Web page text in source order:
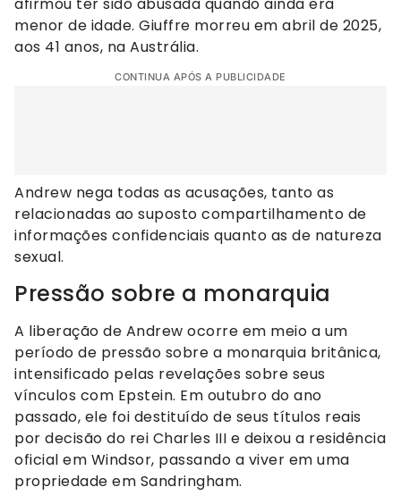
menor de idade. Giuffre morreu em abril de 2025,
aos 41 anos, na Austrália.
CONTINUA APÓS A PUBLICIDADE
Andrew nega todas as acusações, tanto as
relacionadas ao suposto compartilhamento de
informações confidenciais quanto as de natureza
sexual.
Pressão sobre a monarquia
A liberação de Andrew ocorre em meio a um
período de pressão sobre a monarquia britânica,
intensificado pelas revelações sobre seus
vínculos com Epstein. Em outubro do ano
passado, ele foi destituído de seus títulos reais
por decisão do rei Charles III e deixou a residência
oficial em Windsor, passando a viver em uma
propriedade em Sandringham.